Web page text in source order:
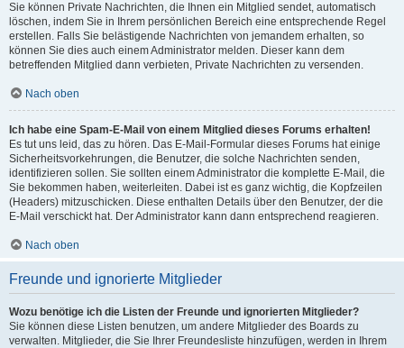
Sie können Private Nachrichten, die Ihnen ein Mitglied sendet, automatisch
löschen, indem Sie in Ihrem persönlichen Bereich eine entsprechende Regel
erstellen. Falls Sie belästigende Nachrichten von jemandem erhalten, so
können Sie dies auch einem Administrator melden. Dieser kann dem
betreffenden Mitglied dann verbieten, Private Nachrichten zu versenden.
Nach oben
Ich habe eine Spam-E-Mail von einem Mitglied dieses Forums erhalten!
Es tut uns leid, das zu hören. Das E-Mail-Formular dieses Forums hat einige
Sicherheitsvorkehrungen, die Benutzer, die solche Nachrichten senden,
identifizieren sollen. Sie sollten einem Administrator die komplette E-Mail, die
Sie bekommen haben, weiterleiten. Dabei ist es ganz wichtig, die Kopfzeilen
(Headers) mitzuschicken. Diese enthalten Details über den Benutzer, der die
E-Mail verschickt hat. Der Administrator kann dann entsprechend reagieren.
Nach oben
Freunde und ignorierte Mitglieder
Wozu benötige ich die Listen der Freunde und ignorierten Mitglieder?
Sie können diese Listen benutzen, um andere Mitglieder des Boards zu
verwalten. Mitglieder, die Sie Ihrer Freundesliste hinzufügen, werden in Ihrem